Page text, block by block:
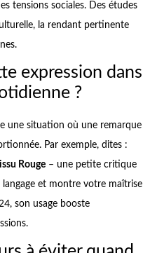
tensions sociales. Des études
la rendant pertinente
expression dans
?
une situation où une remarque
Par exemple, dites :
Rouge– une petite critique
et montre votre maîtrise
son usage booste